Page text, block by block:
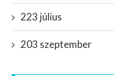
223 július
203 szeptember